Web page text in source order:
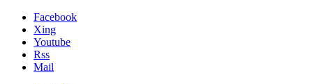
Facebook
Xing
Youtube
Rss
Mail